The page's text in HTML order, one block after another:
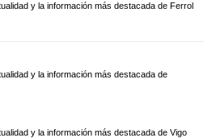
y la información más destacada de Ferrol
y la información más destacada de
y la información más destacada de Vigo